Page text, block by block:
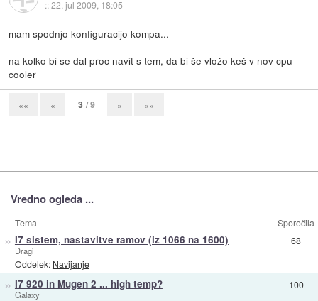
::22. jul 2009, 18:05
mam spodnjo konfiguracijo kompa...
na kolko bi se dal proc navit s tem, da bi še vložo keš v nov cpu
cooler
«« « 3 / 9 » »»
Vredno ogleda ...
Tema Sporočila
» I7 sistem, nastavitve ramov (iz 1066 na 1600)
Dragi
Oddelek: Navijanje
68
» I7 920 in Mugen 2 ... high temp?
Galaxy
100